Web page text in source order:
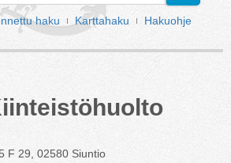
haku Karttahaku Hakuohje
F 29, 02580 Siuntio